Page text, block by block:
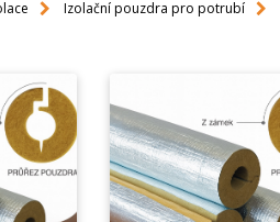
Izolační pouzdra pro potrubí